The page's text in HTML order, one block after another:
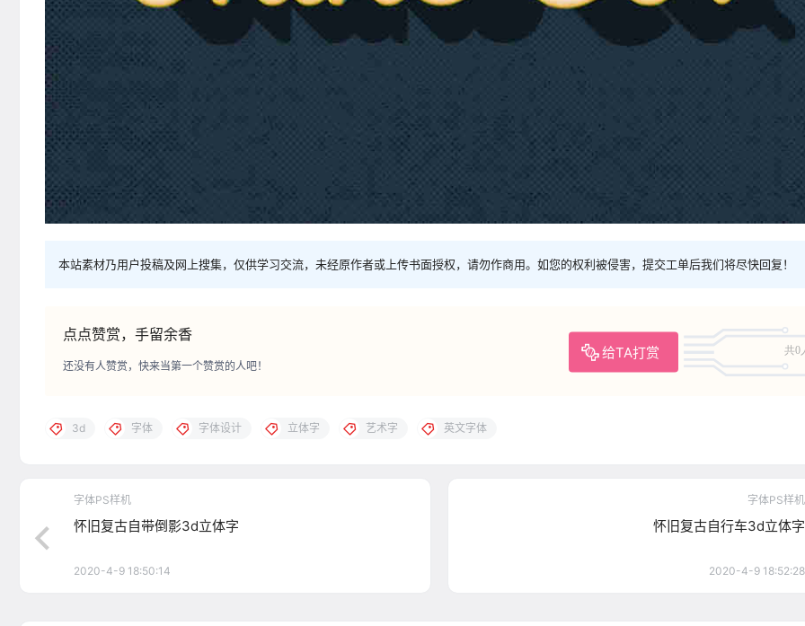
本站素材乃用户投稿及网上搜集，仅供学习交流，未经原作者或上传书面授权，请勿作商用。如您的权利被侵害，提交工单后我们将尽快回复！
点点赞赏，手留余香
给TA打赏 共0
还没有人赞赏，快来当第一个赞赏的人吧！
3d 字体 字体设计 立体字 艺术字 英文字体
字体PS样机
怀旧复古自带倒影3d立体字
2020-4-9 18:50:14
字体PS样机
怀旧复古自行车3d立体字
2020-4-9 18:52:28